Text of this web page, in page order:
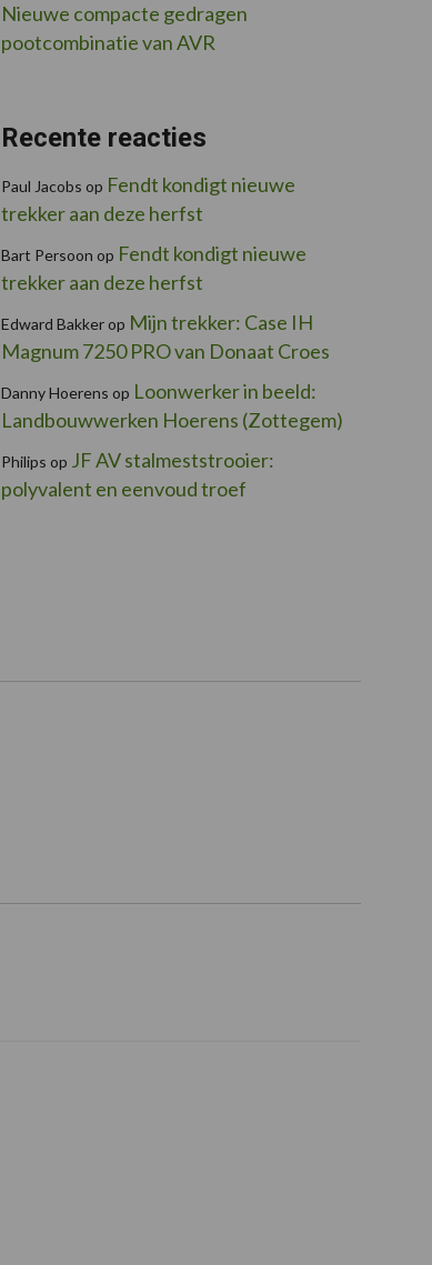
Nieuwe compacte gedragen
pootcombinatie van AVR
Recente reacties
Paul Jacobs op Fendt kondigt nieuwe
trekker aan deze herfst
Bart Persoon op Fendt kondigt nieuwe
trekker aan deze herfst
Edward Bakkerop Mijn trekker: Case IH
Magnum 7250 PRO van Donaat Croes
Danny Hoerens op Loonwerker in beeld:
Landbouwwerken Hoerens (Zottegem)
Philips op JF AV stalmeststrooier:
polyvalent en eenvoud troef